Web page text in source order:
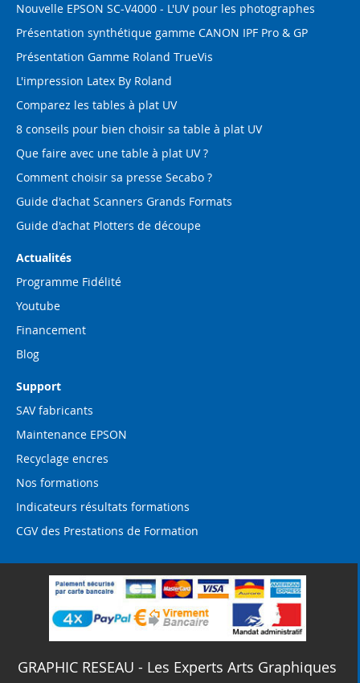
Nouvelle EPSON SC-V4000 - L'UV pour les photographes
Présentation synthétique gamme CANON IPF Pro & GP
Présentation Gamme Roland TrueVis
L'impression Latex By Roland
Comparez les tables à plat UV
8 conseils pour bien choisir sa table à plat UV
Que faire avec une table à plat UV ?
Comment choisir sa presse Secabo ?
Guide d'achat Scanners Grands Formats
Guide d'achat Plotters de découpe
Actualités
Programme Fidélité
Youtube
Financement
Blog
Support
SAV fabricants
Maintenance EPSON
Recyclage encres
Nos formations
Indicateurs résultats formations
CGV des Prestations de Formation
GRAPHIC RESEAU - Les Experts Arts Graphiques